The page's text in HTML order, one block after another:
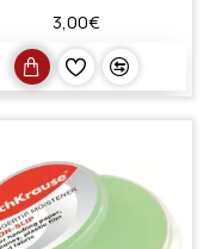
3,00€